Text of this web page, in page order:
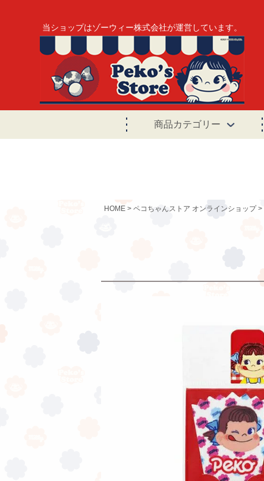
当ショップはゾーウィー株式会社が運営しています。
商品カテゴリー
HOME ペコちゃんストア オンラインショップ